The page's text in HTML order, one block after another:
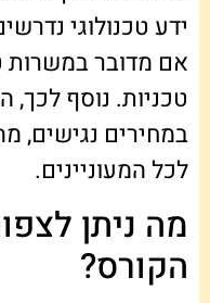
ידע טכנולוגי
אם מדובר במשרות
טכניות. נוסף לכך,
במחירים
לכל המעוניינים.
מה ניתן
הקורס?